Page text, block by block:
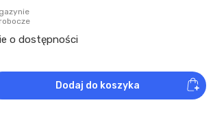
o dostępności
Dodaj do koszyka